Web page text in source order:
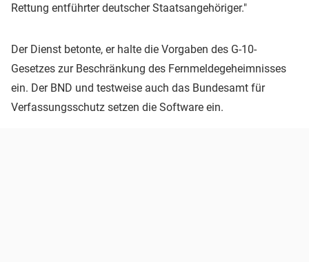
Rettung entführter deutscher Staatsangehöriger."
Der Dienst betonte, er halte die Vorgaben des G-10-
Gesetzes zur Beschränkung des Fernmeldegeheimnisses
ein. Der BND und testweise auch das Bundesamt für
Verfassungsschutz setzen die Software ein.